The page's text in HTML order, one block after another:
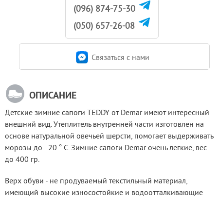
(096) 874-75-30
(050) 657-26-08
Связаться c нами
ОПИСАНИЕ
Детские зимние сапоги TEDDY от Demar имеют интересный
внешний вид. Утеплитель внутренней части изготовлен на
основе натуральной овечьей шерсти, помогает выдерживать
морозы до - 20 ° C. Зимние сапоги Demar очень легкие, вес
до 400 гр.
Верх обуви - не продуваемый текстильный материал,
имеющий высокие износостойкие и водоотталкивающие